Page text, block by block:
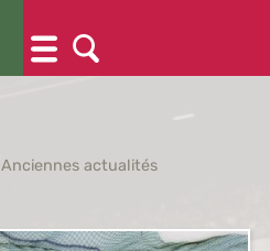
Anciennes actualités